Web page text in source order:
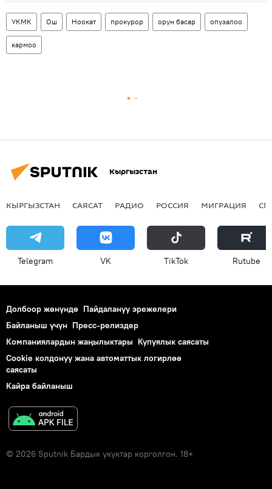
УКМК Ош Ноокат прокурор орун басар опузалоо
кармоо
Кыргызстан
КЫРГЫЗСТАН САЯСАТ РАДИО РОССИЯ МИГРАЦИЯ
Telegram VK ТikТоk Rutube
Долбоор жөнүндө Пайдалануу эрежелери
Байланыш үчүн Пресс-релиздер
Компаниялардын жаңылыктары Купуялык саясаты
Cookie колдонуу жана автоматтык логирлөө
саясаты
Кайра байланыш
© 2026 Sputnik Бардык укуктар корголгон. 18+